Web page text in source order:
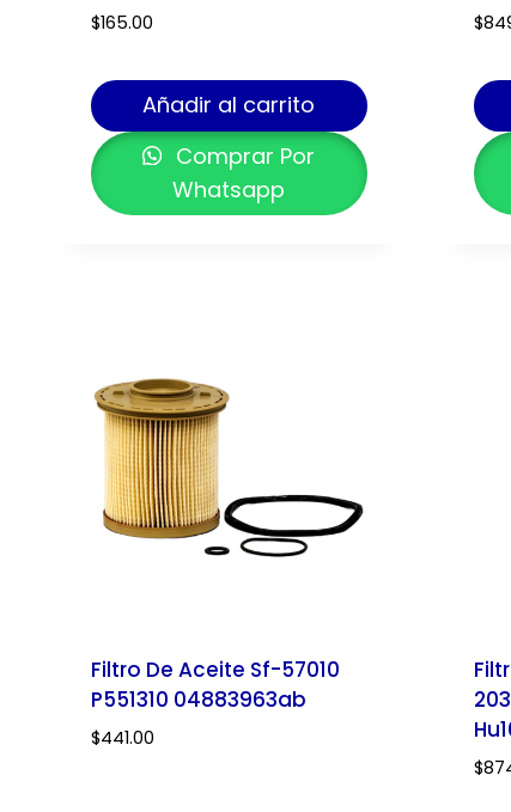
$165.00
Añadir al carrito
Comprar Por
Whatsapp
$
Filtro De Aceite Sf-57010
P551310 04883963ab
$441.00
$